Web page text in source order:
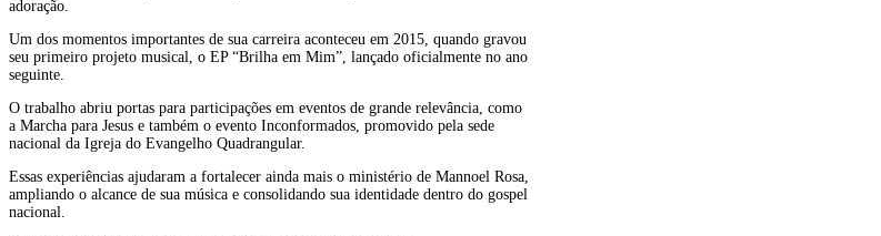
adoração.
Um dos momentos importantes de sua carreira aconteceu em 2015, quando gravou
seu primeiro projeto musical, o EP “Brilha em Mim”, lançado oficialmente no ano
seguinte.
O trabalho abriu portas para participações em eventos de grande relevância, como
a Marcha para Jesus e também o evento Inconformados, promovido pela sede
nacional da Igreja do Evangelho Quadrangular.
Essas experiências ajudaram a fortalecer ainda mais o ministério de Mannoel Rosa,
ampliando o alcance de sua música e consolidando sua identidade dentro do gospel
nacional.